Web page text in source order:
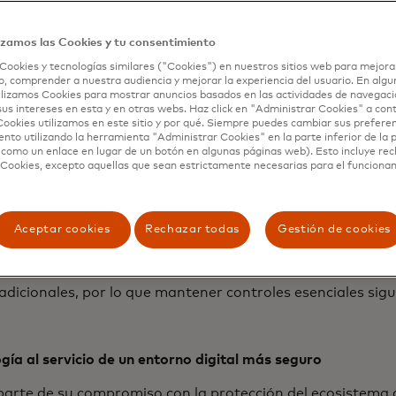
Insights Reportde Mastercard plantea que, frente a
las organizaciones deben ampliar su visión de la
infraestructura, sino también a proveedores y aliados
identifica cuatro líneas de acción prioritarias:
de los riesgos: detectar vulnerabilidades no solo
capacitar a los equipos
claros ante incidentes.
de nuevas tecnologías con enfoque preventivo:
de medidas básicas:muchas amenazas continúan
por lo que mantener controles esenciales
al servicio de un entorno digital más seguro
las Cookies y tu consentimiento
y tecnologías similares ("Cookies") en nuestros sitios web para
comprender a nuestra audiencia y mejorar la experiencia del usuario. En
Cookies para mostrar anuncios basados ​​en las actividades de
intereses en esta y en otras webs. Haz click en "Administrar Cookies" a
utilizamos en este sitio y por qué. Siempre puedes cambiar sus
utilizando la herramienta "Administrar Cookies" en la parte inferior de la
un enlace en lugar de un botón en algunas páginas web). Esto incluye
excepto aquellas que sean estrictamente necesarias para el
Aceptar cookies Rechazar todas Gestión de cookies